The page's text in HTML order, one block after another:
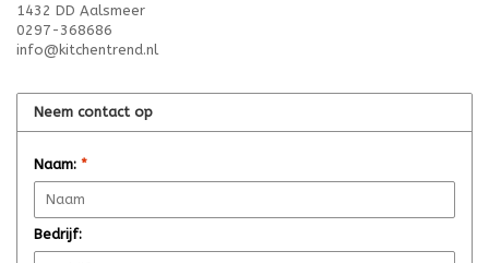
1432 DD Aalsmeer
0297-368686
info@kitchentrend.nl
Neem contact op
Naam: *
Bedrijf: